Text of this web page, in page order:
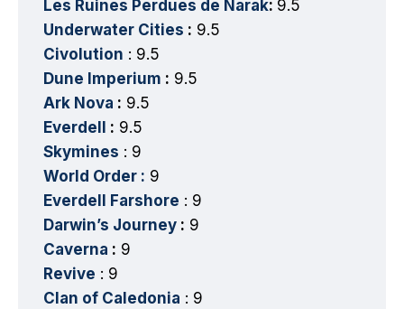
Les Ruines Perdues de Narak: 9.5
Underwater Cities : 9.5
Civolution : 9.5
Dune Imperium : 9.5
Ark Nova : 9.5
Everdell
: 9.5
Skymines : 9
World Order : 9
Everdell Farshore : 9
Darwin’s Journey : 9
Caverna : 9
Revive : 9
Clan of Caledonia : 9